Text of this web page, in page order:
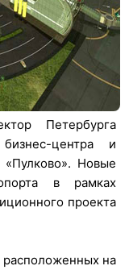
Петербурга
центра и
«Пулково». Новые
в рамках
проекта
расположенных на